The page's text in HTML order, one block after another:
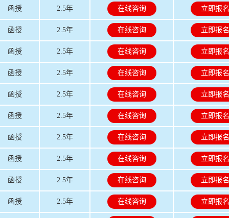
函授 2.5年 在线咨询 立即报名
函授 2.5年 在线咨询 立即报名
函授 2.5年 在线咨询 立即报名
函授 2.5年 在线咨询 立即报名
函授 2.5年 在线咨询 立即报名
函授 2.5年 在线咨询 立即报名
函授 2.5年 在线咨询 立即报名
函授 2.5年 在线咨询 立即报名
函授 2.5年 在线咨询 立即报名
函授 2.5年 在线咨询 立即报名